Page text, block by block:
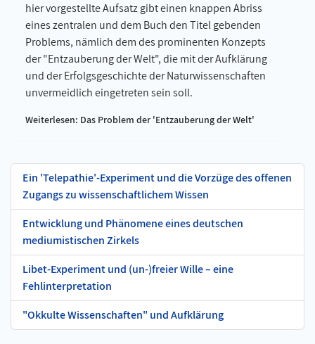
hier vorgestellte Aufsatz gibt einen knappen Abriss
eines zentralen und dem Buch den Titel gebenden
Problems, nämlich dem des prominenten Konzepts
der "Entzauberung der Welt", die mit der Aufklärung
und der Erfolgsgeschichte der Naturwissenschaften
unvermeidlich eingetreten sein soll.
Weiterlesen: Das Problem der 'Entzauberung der Welt'
Ein 'Telepathie'-Experiment und die Vorzüge des offenen
Zugangs zu wissenschaftlichem Wissen
Entwicklung und Phänomene eines deutschen
mediumistischen Zirkels
Libet-Experiment und (un-)freier Wille – eine
Fehlinterpretation
"Okkulte Wissenschaften" und Aufklärung